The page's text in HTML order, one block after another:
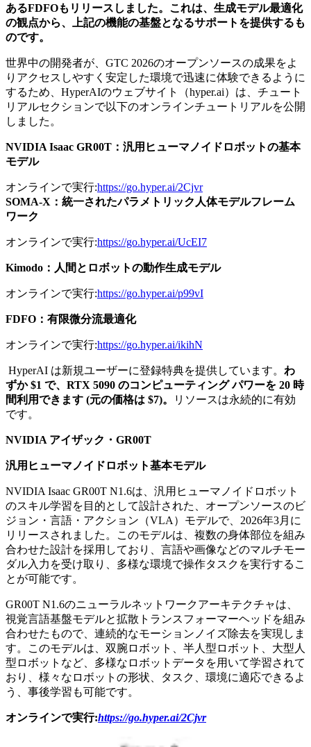
あるFDFOもリリースしました。これは、生成モデル最適化
の観点から、上記の機能の基盤となるサポートを提供するも
のです。
世界中の開発者が、GTC 2026のオープンソースの成果をよ
りアクセスしやすく安定した環境で迅速に体験できるように
するため、HyperAIのウェブサイト（hyper.ai）は、チュート
リアルセクションで以下のオンラインチュートリアルを公開
しました。
NVIDIA Isaac GR00T：汎用ヒューマノイドロボットの基本
モデル
オンラインで実行:https://go.hyper.ai/2Cjvr
SOMA-X：統一されたパラメトリック人体モデルフレーム
ワーク
オンラインで実行:https://go.hyper.ai/UcEI7
Kimodo：人間とロボットの動作生成モデル
オンラインで実行:https://go.hyper.ai/p99vI
FDFO：有限微分流最適化
オンラインで実行:https://go.hyper.ai/ikihN
HyperAI は新規ユーザーに登録特典を提供しています。 わ
ずか $1 で、RTX 5090 のコンピューティング パワーを 20 時
間利用できます (元の価格は $7)。
リソースは永続的に有効
です。
NVIDIA アイザック・GR00T
汎用ヒューマノイドロボット基本モデル
NVIDIA Isaac GR00T N1.6は、汎用ヒューマノイドロボット
のスキル学習を目的として設計された、オープンソースのビ
ジョン・言語・アクション（VLA）モデルで、2026年3月に
リリースされました。このモデルは、複数の身体部位を組み
合わせた設計を採用しており、言語や画像などのマルチモー
ダル入力を受け取り、多様な環境で操作タスクを実行するこ
とが可能です。
GR00T N1.6のニューラルネットワークアーキテクチャは、
視覚言語基盤モデルと拡散トランスフォーマーヘッドを組み
合わせたもので、連続的なモーションノイズ除去を実現しま
す。このモデルは、双腕ロボット、半人型ロボット、大型人
型ロボットなど、多様なロボットデータを用いて学習されて
おり、様々なロボットの形状、タスク、環境に適応できるよ
う、事後学習も可能です。
オンラインで実行:https://go.hyper.ai/2Cjvr